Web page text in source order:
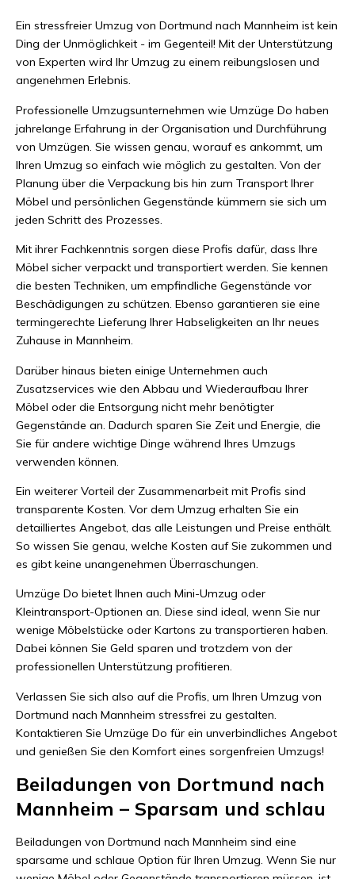
Ein stressfreier Umzug von Dortmund nach Mannheim ist kein
Ding der Unmöglichkeit - im Gegenteil! Mit der Unterstützung
von Experten wird Ihr Umzug zu einem reibungslosen und
angenehmen Erlebnis.
Professionelle Umzugsunternehmen wie Umzüge Do haben
jahrelange Erfahrung in der Organisation und Durchführung
von Umzügen. Sie wissen genau, worauf es ankommt, um
Ihren Umzug so einfach wie möglich zu gestalten. Von der
Planung über die Verpackung bis hin zum Transport Ihrer
Möbel und persönlichen Gegenstände kümmern sie sich um
jeden Schritt des Prozesses.
Mit ihrer Fachkenntnis sorgen diese Profis dafür, dass Ihre
Möbel sicher verpackt und transportiert werden. Sie kennen
die besten Techniken, um empfindliche Gegenstände vor
Beschädigungen zu schützen. Ebenso garantieren sie eine
termingerechte Lieferung Ihrer Habseligkeiten an Ihr neues
Zuhause in Mannheim.
Darüber hinaus bieten einige Unternehmen auch
Zusatzservices wie den Abbau und Wiederaufbau Ihrer
Möbel oder die Entsorgung nicht mehr benötigter
Gegenstände an. Dadurch sparen Sie Zeit und Energie, die
Sie für andere wichtige Dinge während Ihres Umzugs
verwenden können.
Ein weiterer Vorteil der Zusammenarbeit mit Profis sind
transparente Kosten. Vor dem Umzug erhalten Sie ein
detailliertes Angebot, das alle Leistungen und Preise enthält.
So wissen Sie genau, welche Kosten auf Sie zukommen und
es gibt keine unangenehmen Überraschungen.
Umzüge Do bietet Ihnen auch Mini-Umzug oder
Kleintransport-Optionen an. Diese sind ideal, wenn Sie nur
wenige Möbelstücke oder Kartons zu transportieren haben.
Dabei können Sie Geld sparen und trotzdem von der
professionellen Unterstützung profitieren.
Verlassen Sie sich also auf die Profis, um Ihren Umzug von
Dortmund nach Mannheim stressfrei zu gestalten.
Kontaktieren Sie Umzüge Do für ein unverbindliches Angebot
und genießen Sie den Komfort eines sorgenfreien Umzugs!
Beiladungen von Dortmund nach
Mannheim – Sparsam und schlau
Beiladungen von Dortmund nach Mannheim sind eine
sparsame und schlaue Option für Ihren Umzug. Wenn Sie nur